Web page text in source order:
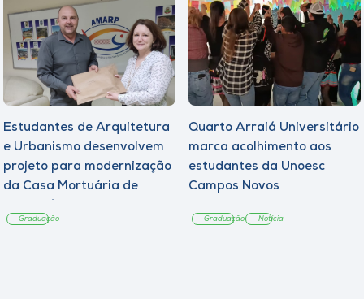
Estudantes de Arquitetura
e Urbanismo desenvolvem
projeto para modernização
da Casa Mortuária de
Graduação
Quarto Arraiá Universitário
marca acolhimento aos
estudantes da Unoesc
Campos Novos
Graduação Notícia